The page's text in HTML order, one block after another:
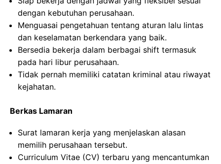
dengan kebutuhan perusahaan.
Menguasai pengetahuan tentang aturan lalu lintas
dan keselamatan berkendara yang baik.
Bersedia bekerja dalam berbagai shift termasuk
pada hari libur perusahaan.
Tidak pernah memiliki catatan kriminal atau riwayat
kejahatan.
Berkas Lamaran
Surat lamaran kerja yang menjelaskan alasan
memilih perusahaan tersebut.
Curriculum Vitae (CV) terbaru yang mencantumkan